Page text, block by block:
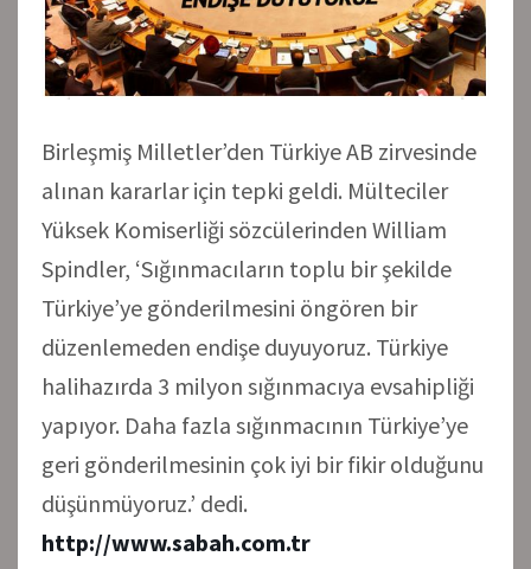
Birleşmiş Milletler’den Türkiye AB zirvesinde
alınan kararlar için tepki geldi. Mülteciler
Yüksek Komiserliği sözcülerinden William
Spindler, ‘Sığınmacıların toplu bir şekilde
Türkiye’ye gönderilmesini öngören bir
düzenlemeden endişe duyuyoruz. Türkiye
halihazırda 3 milyon sığınmacıya evsahipliği
yapıyor. Daha fazla sığınmacının Türkiye’ye
geri gönderilmesinin çok iyi bir fikir olduğunu
düşünmüyoruz.’ dedi.
http://www.sabah.com.tr